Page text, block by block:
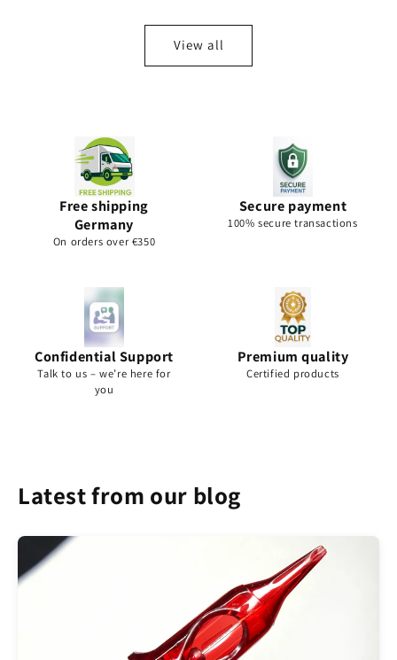
View all
Free shipping
Germany
On orders over €350
Secure payment
100% secure transactions
Confidential Support
Talk to us – we’re here for
you
Premium quality
Certified products
Latest from our blog